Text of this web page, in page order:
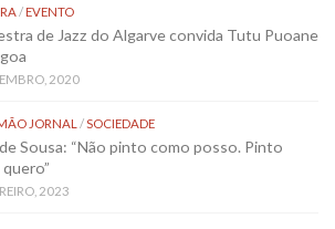
/EVENTO
de Jazz do Algarve convida Tutu Puoane
2020
JORNAL /SOCIEDADE
Sousa: “Não pinto como posso. Pinto
2023